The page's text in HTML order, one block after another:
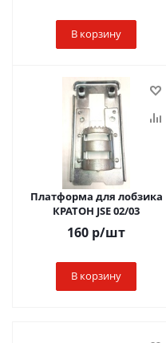
В корзину
Платформа для лобзика
КРАТОН JSE 02/03
160 р/шт
В корзину